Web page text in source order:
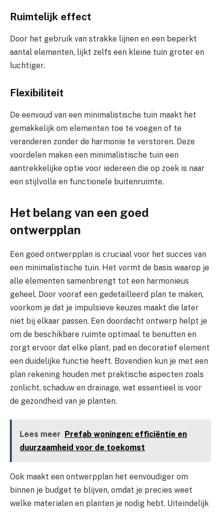
Ruimtelijk effect
Door het gebruik van strakke lijnen en een beperkt
aantal elementen, lijkt zelfs een kleine tuin groter en
luchtiger.
Flexibiliteit
De eenvoud van een minimalistische tuin maakt het
gemakkelijk om elementen toe te voegen of te
veranderen zonder de harmonie te verstoren. Deze
voordelen maken een minimalistische tuin een
aantrekkelijke optie voor iedereen die op zoek is naar
een stijlvolle en functionele buitenruimte.
Het belang van een goed
ontwerpplan
Een goed ontwerpplan is cruciaal voor het succes van
een minimalistische tuin. Het vormt de basis waarop je
alle elementen samenbrengt tot een harmonieus
geheel. Door vooraf een gedetailleerd plan te maken,
voorkom je dat je impulsieve keuzes maakt die later
niet bij elkaar passen. Een doordacht ontwerp helpt je
om de beschikbare ruimte optimaal te benutten en
zorgt ervoor dat elke plant, pad en decoratief element
een duidelijke functie heeft. Bovendien kun je met een
plan rekening houden met praktische aspecten zoals
zonlicht, schaduw en drainage, wat essentieel is voor
de gezondheid van je planten.
Lees meer
Prefab woningen: efficiëntie en
duurzaamheid voor de toekomst
Ook maakt een ontwerpplan het eenvoudiger om
binnen je budget te blijven, omdat je precies weet
welke materialen en planten je nodig hebt. Uiteindelijk